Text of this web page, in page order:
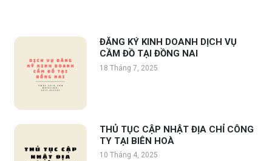
ĐĂNG KÝ KINH DOANH DỊCH VỤ
CẦM ĐỒ TẠI ĐỒNG NAI
18 Tháng 7, 2025
THỦ TỤC CẬP NHẬT ĐỊA CHỈ CÔNG
TY TẠI BIÊN HOÀ
10 Tháng 4, 2025